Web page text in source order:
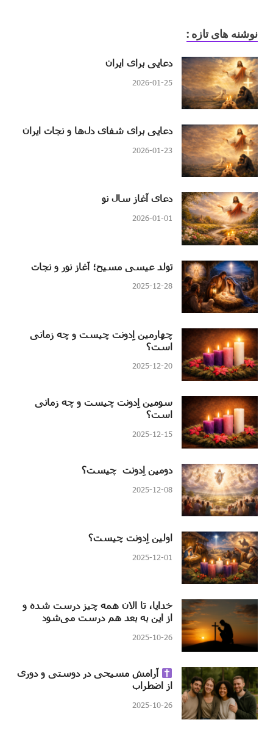
نوشنه های تازه :
دعایی برای ایران
2026-01-25
دعایی برای شفای دل‌ها و نجات ایران
2026-01-23
دعای آغاز سال نو
2026-01-01
تولد عیسی مسیح؛ آغاز نور و نجات
2025-12-28
چهارمین اِدونت چیست و چه زمانی
است؟
2025-12-20
سومین اِدونت چیست و چه زمانی
است؟
2025-12-15
دومین اِدونت چیست؟
2025-12-08
اولین اِدونت چیست؟
2025-12-01
خدایا، تا الان همه چیز درست شده و
از این به بعد هم درست می‌شود
2025-10-26
آرامش مسیحی در دوستی و دوری
از اضطراب
2025-10-26